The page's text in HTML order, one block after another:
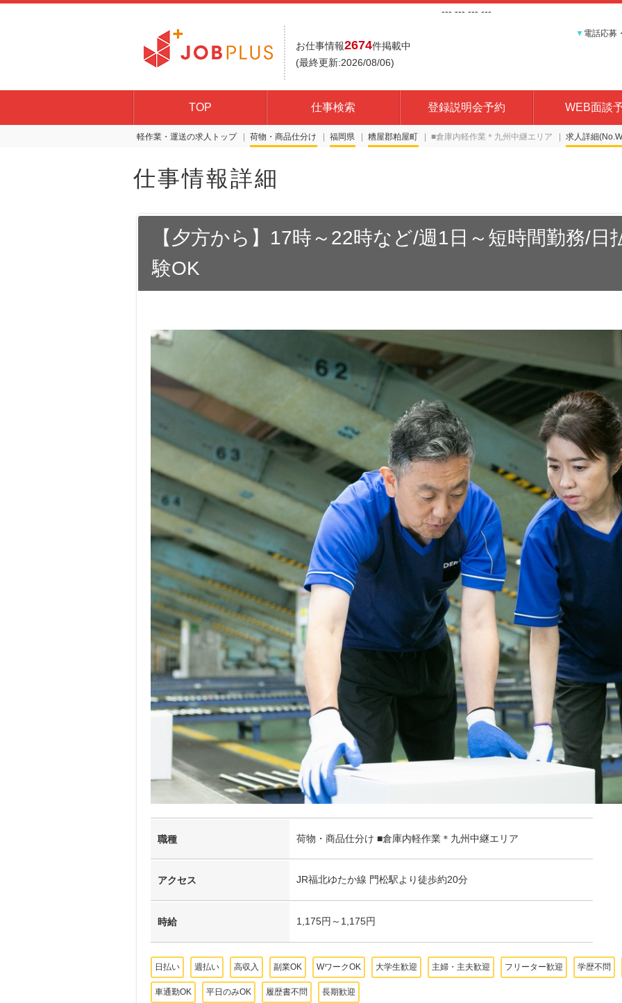
--- --- --- ---
お仕事情報2674件掲載中
(最終更新:2026/08/06)
▼ 電話応募
TOP 仕事検索 登録説明会予約 WEB面談
軽作業・運送の求人トップ 荷物・商品仕分け 福岡県 糟屋郡粕屋町 ■倉庫内軽作業＊九州中継エリア 求人詳細
仕事情報詳細
【夕方から】17時～22時など/週1日～短時間勤務/日
験OK
職種 荷物・商品仕分け ■倉庫内軽作業＊九州中継エリア
アクセス JR福北ゆたか線 門松駅より徒歩約20分
時給 1,175円～1,175円
日払い 週払い 高収入 副業OK WワークOK 大学生歓迎 主婦・主夫歓迎 フリーター歓迎 学歴不問
車通勤OK 平日のみOK 履歴書不問 長期歓迎